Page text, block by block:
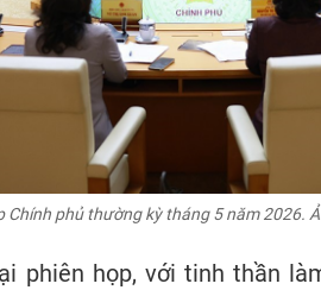
Chính phủ thường kỳ tháng 5 năm 2026.
phiên họp, với tinh thần